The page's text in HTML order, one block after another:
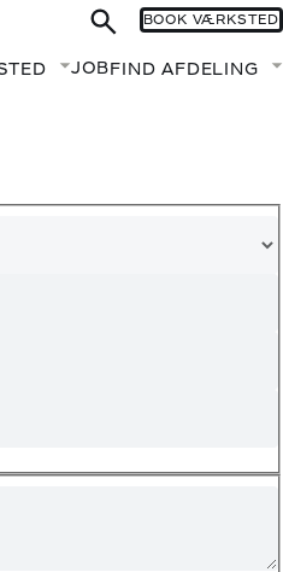
Fold undermenu ud
JOB FIND AFDELING
BOOK VÆRKSTED